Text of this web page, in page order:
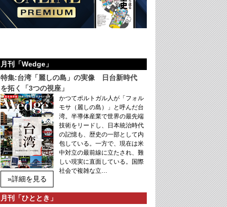
月刊「Wedge」
特集:台湾「麗しの島」の実像 日台新時代
を拓く「3つの視座」
»詳細を見る
かつてポルトガル人が「フォル
モサ（麗しの島）」と呼んだ台
湾。半導体産業で世界の最先端
技術をリードし、日本統治時代
の記憶も、歴史の一部として内
包している。一方で、現在は米
中対立の最前線に立たされ、難
しい現実に直面している。国際
社会で複雑な立…
月刊「ひととき」